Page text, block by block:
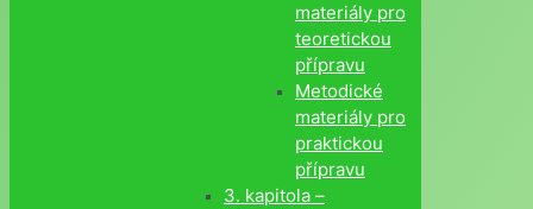
materiály pro
teoretickou
přípravu
Metodické
materiály pro
praktickou
přípravu
3. kapitola –